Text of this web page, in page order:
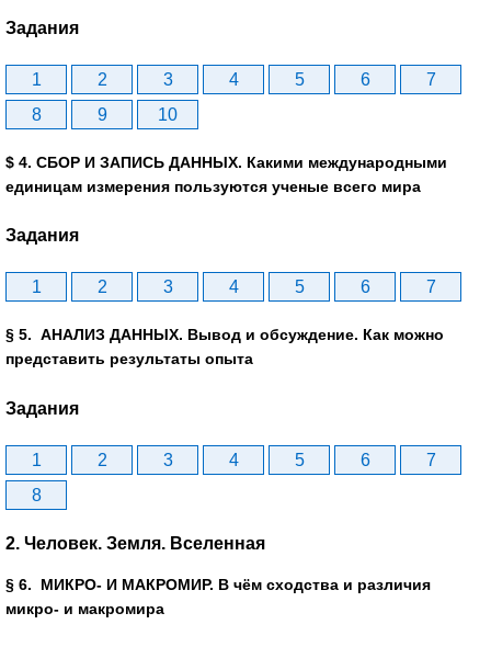
Задания
1 2 3 4 5 6
7
8
9 10
$ 4. СБОР И ЗАПИСЬ ДАННЫХ. Какими международными
единицам измерения пользуются ученые всего мира
Задания
1 2 3 4 5 6 7
§ 5. АНАЛИЗ ДАННЫХ. Вывод и обсуждение. Как можно
представить результаты опыта
Задания
1 2 3 4 5 6
7
8
2. Человек. Земля. Вселенная
§ 6. МИКРО- И МАКРОМИР. В чём сходства и различия
микро- и макромира